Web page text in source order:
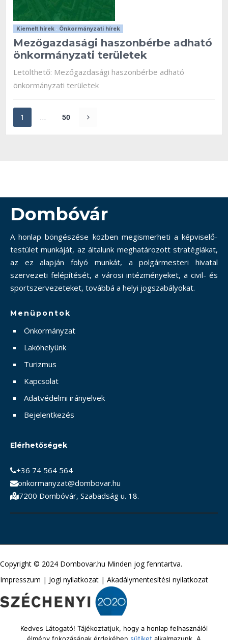
Kiemelt hírek • Önkormányzati hírek
Mezőgazdasági haszonbérbe adható
önkormányzati területek
Letölthető: Mezőgazdasági haszonbérbe adható
önkormányzati területek
1 … 50
Dombóvár
A honlap böngészése közben megismerheti a képviselő-
testület munkáját, az általunk meghatározott stratégiákat,
az ez alapján folyó munkát, a polgármesteri hivatal
szervezeti felépítését, a városi intézményeket, a civil- és
sportszervezeteket, továbbá a helyi jogszabályokat.
Menüpontok
Önkormányzat
Lakóhelyünk
Turizmus
Kapcsolat
Adatvédelmi irányelvek
Bejelentkezés
Elérhetőségek
+36 74 564 564
onkormanyzat@dombovar.hu
7200 Dombóvár, Szabadság u. 18.
Copyright © 2024 Dombovar.hu Minden jog fenntartva.
Impresszum | Jogi nyilatkozat | Akadálymentesítési nyilatkozat
Kedves Látogató! Tájékoztatjuk, hogy a honlap felhasználói